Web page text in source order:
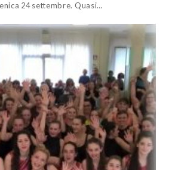
24 settembre. Quasi…